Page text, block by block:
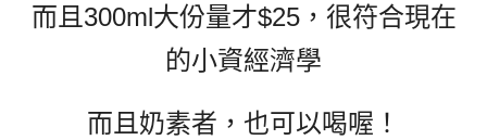
而且300ml大份量才$25，很符合現在
的小資經濟學
而且奶素者，也可以喝喔！